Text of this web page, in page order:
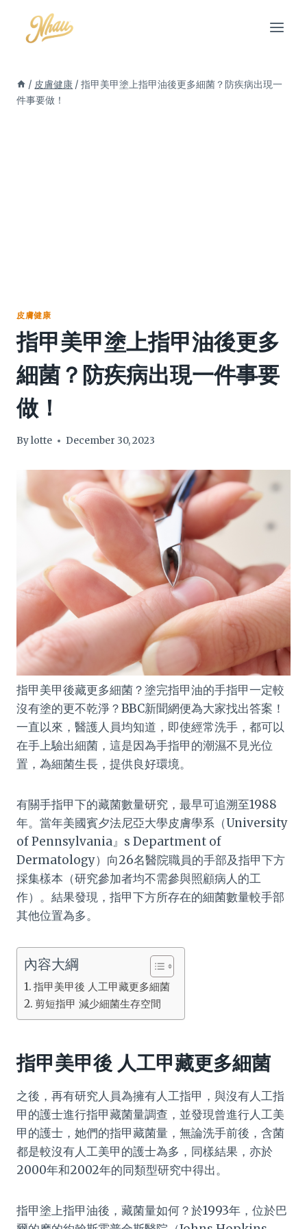
content
/ 皮膚健康 / 指甲美甲塗上指甲油後更多細菌？防疾病出現一
件事要做！
皮膚健康
指甲美甲塗上指甲油後更多
細菌？防疾病出現一件事要
做！
Bylotte December 30, 2023
指甲美甲後藏更多細菌？塗完指甲油的手指甲一定較
沒有塗的更不乾淨？BBC新聞網便為大家找出答案！
一直以來，醫護人員均知道，即使經常洗手，都可以
在手上驗出細菌，這是因為手指甲的潮濕不見光位
置，為細菌生長，提供良好環境。
有關手指甲下的藏菌數量研究，最早可追溯至1988
年。當年美國賓夕法尼亞大學皮膚學系（University
of Pennsylvania』s Department of
Dermatology）向26名醫院職員的手部及指甲下方
採集樣本（研究參加者均不需參與照顧病人的工
作）。結果發現，指甲下方所存在的細菌數量較手部
其他位置為多。
內容大綱
指甲美甲後 人工甲藏更多細菌
剪短指甲 減少細菌生存空間
指甲美甲後 人工甲藏更多細菌
之後，再有研究人員為擁有人工指甲，與沒有人工指
甲的護士進行指甲藏菌量調查，並發現曾進行人工美
甲的護士，她們的指甲藏菌量，無論洗手前後，含菌
都是較沒有人工美甲的護士為多，同樣結果，亦於
2000年和2002年的同類型研究中得出。
指甲塗上指甲油後，藏菌量如何？於1993年，位於巴